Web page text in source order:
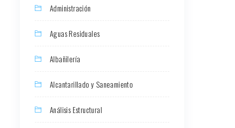
Administración
Aguas Residuales
Albañilería
Alcantarillado y Saneamiento
Análisis Estructural